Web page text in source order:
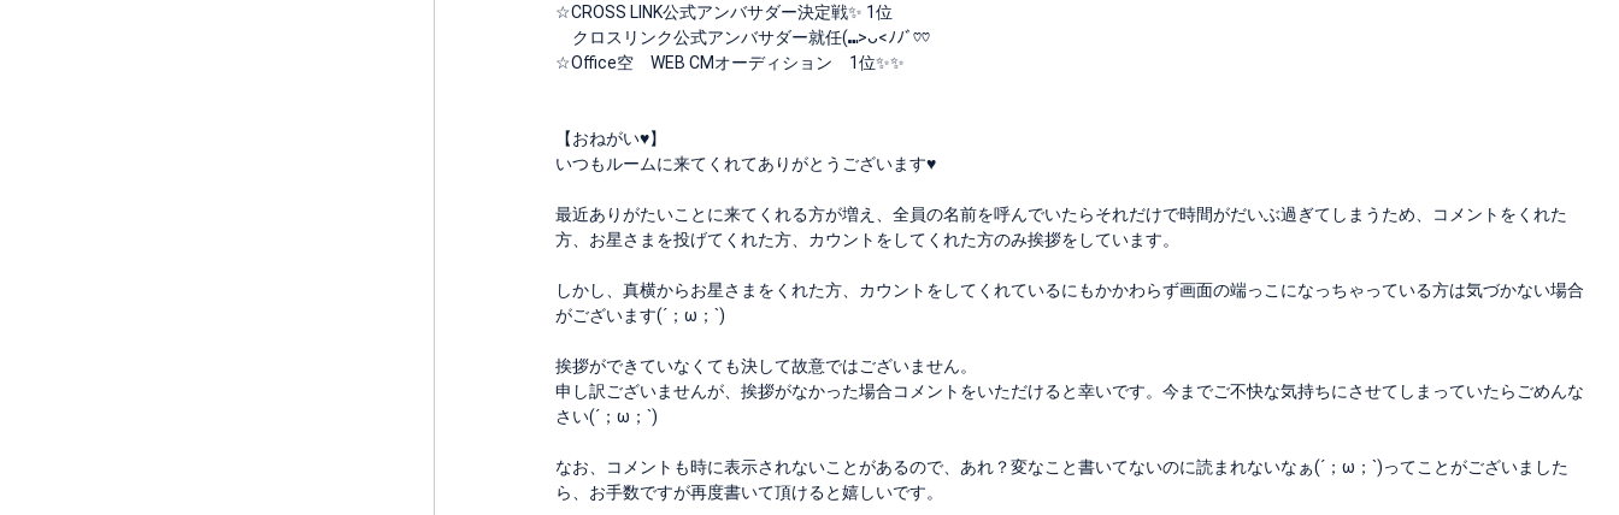
☆CROSS LINK公式アンバサダー決定戦✨ 1位
クロスリンク公式アンバサダー就任(⑉>ᴗ<ﾉﾉﾞ♡♡
☆Office空 WEB CMオーディション 1位✨✨
【おねがい♥️】
いつもルームに来てくれてありがとうございます♥️
最近ありがたいことに来てくれる方が増え、全員の名前を呼んでいたらそれだけで時間がだいぶ過ぎてしまうため、コメントをくれた
方、お星さまを投げてくれた方、カウントをしてくれた方のみ挨拶をしています。
しかし、真横からお星さまをくれた方、カウントをしてくれているにもかかわらず画面の端っこになっちゃっている方は気づかない場合
がございます(´；ω；`)
挨拶ができていなくても決して故意ではございません。
申し訳ございませんが、挨拶がなかった場合コメントをいただけると幸いです。今までご不快な気持ちにさせてしまっていたらごめんな
さい(´；ω；`)
なお、コメントも時に表示されないことがあるので、あれ？変なこと書いてないのに読まれないなぁ(´；ω；`)ってことがございました
ら、お手数ですが再度書いて頂けると嬉しいです。